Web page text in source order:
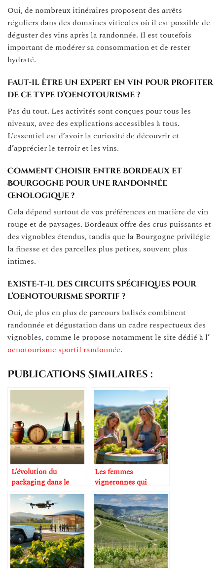
Oui, de nombreux itinéraires proposent des arrêts
réguliers dans des domaines viticoles où il est possible de
déguster des vins après la randonnée. Il est toutefois
important de modérer sa consommation et de rester
hydraté.
Faut-il être un expert en vin pour profiter
de ce type d’oenotourisme ?
Pas du tout. Les activités sont conçues pour tous les
niveaux, avec des explications accessibles à tous.
L’essentiel est d’avoir la curiosité de découvrir et
d’apprécier le terroir et les vins.
Comment choisir entre Bordeaux et
Bourgogne pour une randonnée
œnologique ?
Cela dépend surtout de vos préférences en matière de vin
rouge et de paysages. Bordeaux offre des crus puissants et
des vignobles étendus, tandis que la Bourgogne privilégie
la finesse et des parcelles plus petites, souvent plus
intimes.
Existe-t-il des circuits spécifiques pour
l’oenotourisme sportif ?
Oui, de plus en plus de parcours balisés combinent
randonnée et dégustation dans un cadre respectueux des
vignobles, comme le propose notamment le site dédié à l’
oenotourisme sportif randonnée.
Publications Similaires :
L’évolution du
packaging dans le
monde du vin
Les femmes
vigneronnes qui
marquent leur époque